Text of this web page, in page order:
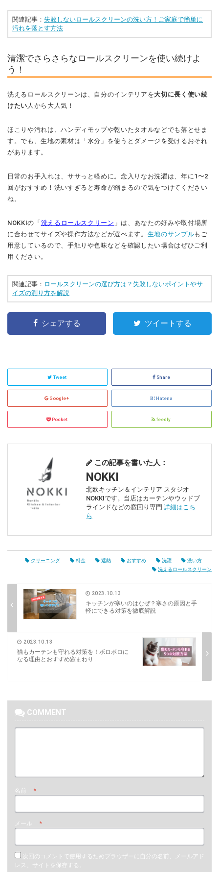
関連記事： 失敗しないロールスクリーンの洗い方！ご家庭で簡単に
汚れを落とす方法
清潔でさらさらなロールスクリーンを使い続けよ
う！
洗えるロールスクリーンは、自分のインテリアを大切に長く使い続
けたい 人から大人気！
ほこりや汚れは、ハンディモップや乾いたタオルなどでも落とせま
す。でも、生地の素材は「水分」を使うとダメージを受けるおそれ
があります。
日常のお手入れは、ササっと軽めに。念入りなお洗濯は、年に1〜2
回がおすすめ！洗いすぎると寿命が縮まるので気をつけてください
ね。
NOKKIの「 洗えるロールスクリーン 」は、あなたの好みや取付場所
に合わせてサイズや操作方法などが選べます。 生地のサンプルもご
用意しているので、手触りや色味などを確認したい場合はぜひご利
用ください。
関連記事： ロールスクリーンの選び方は？失敗しないポイントやサ
イズの測り方を解説
シェアする ツイートする
Tweet Share
Google+ Hatena
Pocket feedly
この記事を書いた人：
NOKKI
北欧キッチン＆インテリア スタジオ
NOKKIです。当店はカーテンやウッドブ
ラインドなどの窓回り専門 詳細はこち
ら
クリーニング 料金 遮熱 おすすめ 洗濯
洗い方
洗えるロールスクリーン
2023.10.13
キッチンが寒いのはなぜ？寒さの原因と手
軽にできる対策を徹底解説
2023.10.13
猫もカーテンも守れる対策を！ボロボロに
なる理由とおすすめ窓まわり...
COMMENT
名前 *
メール *
次回のコメントで使用するためブラウザーに自分の名前、メールアド
レス、サイトを保存する。